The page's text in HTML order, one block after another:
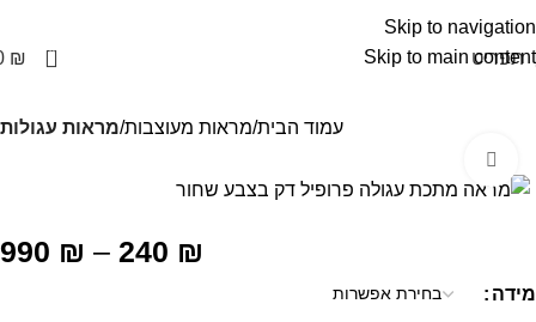
Skip to navigation
Skip to main content
תפריט 0
₪
עמוד הבית מראות מעוצבות מראות עגולות
240 ₪
–
990 ₪
מידה